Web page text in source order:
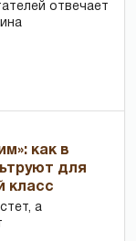
отвечает
как в
для
класс
а